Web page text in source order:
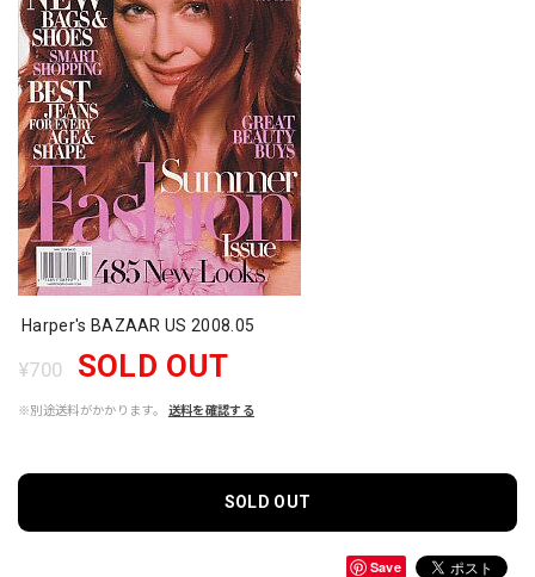
Harper's BAZAAR US 2008.05
¥700 SOLD OUT
※別途送料がかかります。 送料を確認する
SOLD OUT
Save